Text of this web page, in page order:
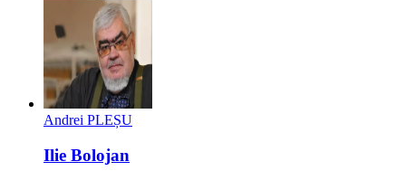
Andrei PLEȘU
Ilie Bolojan